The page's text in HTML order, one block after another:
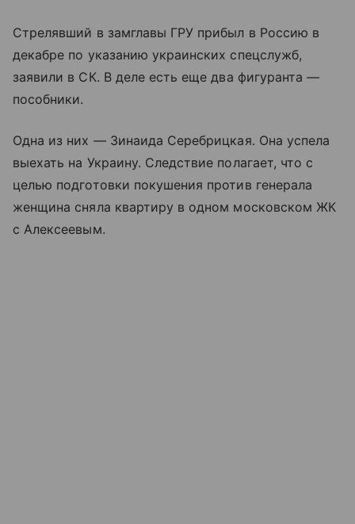
Стрелявший в замглавы ГРУ прибыл в Россию в
декабре по указанию украинских спецслужб,
заявили в СК. В деле есть еще два фигуранта —
пособники.
Одна из них — Зинаида Серебрицкая. Она успела
выехать на Украину. Следствие полагает, что с
целью подготовки покушения против генерала
женщина сняла квартиру в одном московском ЖК
с Алексеевым.